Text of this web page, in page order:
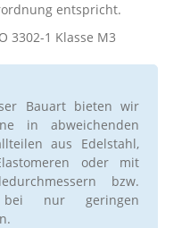
entspricht.
3302-1 Klasse M3
Bauart bieten wir
in abweichenden
aus Edelstahl,
oder mit
bzw.
bei nur geringen